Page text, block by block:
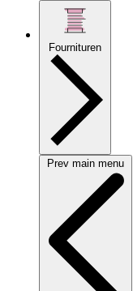
Fournituren
Prev main menu